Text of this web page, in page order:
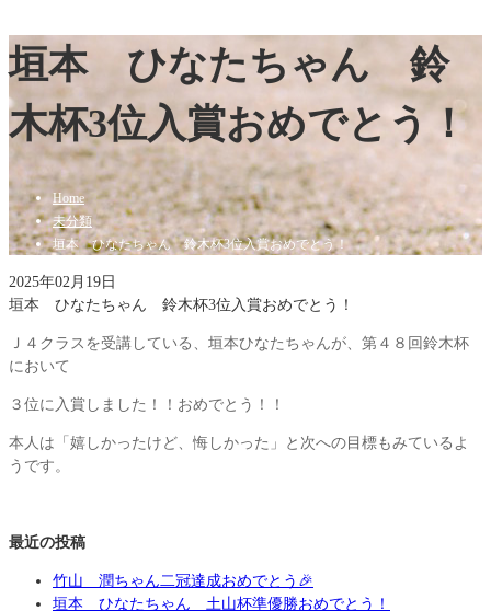
垣本 ひなたちゃん 鈴
木杯3位入賞おめでとう！
Home
未分類
垣本 ひなたちゃん 鈴木杯3位入賞おめでとう！
2025年02月19日
垣本 ひなたちゃん 鈴木杯3位入賞おめでとう！
Ｊ４クラスを受講している、垣本ひなたちゃんが、第４８回鈴木杯
において
３位に入賞しました！！おめでとう！！
本人は「嬉しかったけど、悔しかった」と次への目標もみているよ
うです。
最近の投稿
竹山 潤ちゃん二冠達成おめでとう🎉
垣本 ひなたちゃん 土山杯準優勝おめでとう！